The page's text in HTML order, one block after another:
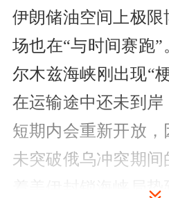
伊朗储油空间上极
场也在“与时间赛跑
尔木兹海峡刚出现“
在运输途中还未到
短期内会重新开放
未突破俄乌冲突期
着美伊封锁海峡局